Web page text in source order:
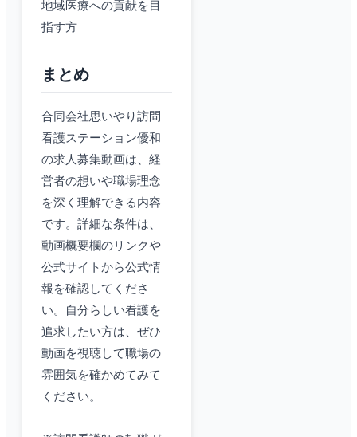
地域医療への貢献を目
指す方
まとめ
合同会社思いやり訪問
看護ステーション優和
の求人募集動画は、経
営者の想いや職場理念
を深く理解できる内容
です。詳細な条件は、
動画概要欄のリンクや
公式サイトから公式情
報を確認してくださ
い。自分らしい看護を
追求したい方は、ぜひ
動画を視聴して職場の
雰囲気を確かめてみて
ください。